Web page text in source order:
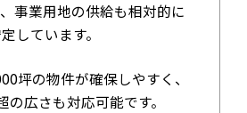
事業用地の供給も相対的に
しています。
坪の物件が確保しやすく、
広さも対応可能です。